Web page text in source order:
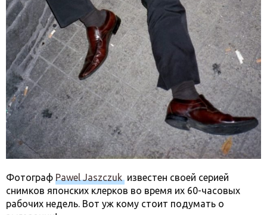
Фотограф Pawel Jaszczuk известен своей серией
снимков японских клерков во время их 60-часовых
рабочих недель. Вот уж кому стоит подумать о